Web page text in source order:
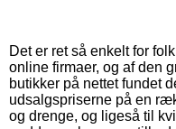
Det er ret så enkelt for
online firmaer, og af den
butikker på nettet fundet
udsalgspriserne på en
og drenge, og ligeså til